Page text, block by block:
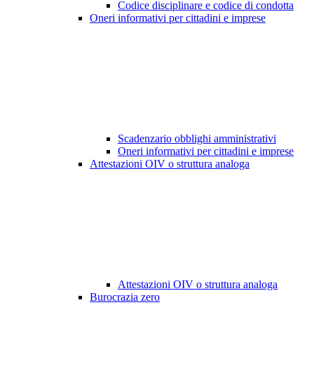
Codice disciplinare e codice di condotta
Oneri informativi per cittadini e imprese
Scadenzario obblighi amministrativi
Oneri informativi per cittadini e imprese
Attestazioni OIV o struttura analoga
Attestazioni OIV o struttura analoga
Burocrazia zero